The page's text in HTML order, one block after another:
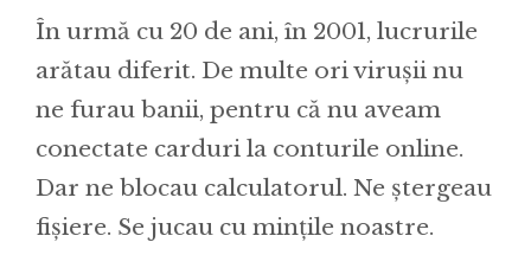
În urmă cu 20 de ani, în 2001, lucrurile
arătau diferit. De multe ori virușii nu
ne furau banii, pentru că nu aveam
conectate carduri la conturile online.
Dar ne blocau calculatorul. Ne ștergeau
fișiere. Se jucau cu mințile noastre.